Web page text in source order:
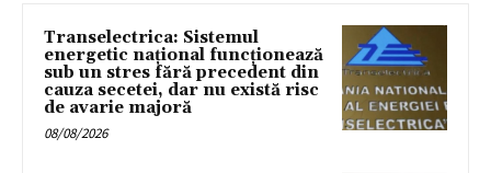
Transelectrica: Sistemul
energetic național funcționează
sub un stres fără precedent din
cauza secetei, dar nu există risc
de avarie majoră
08/08/2026